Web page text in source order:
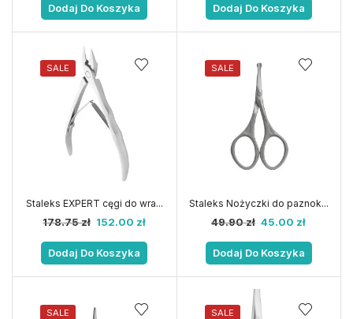
Dodaj Do Koszyka Dodaj Do Koszyka
SALE
Staleks EXPERT cęgi do wra...
178.75zł 152.00 zł
Dodaj Do Koszyka
SALE
Staleks Nożyczki do paznok...
49.90zł 45.00 zł
Dodaj Do Koszyka
SALE SALE